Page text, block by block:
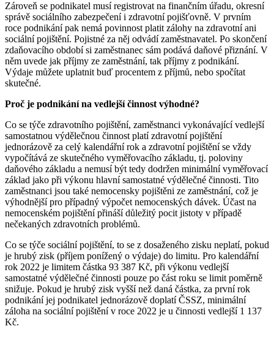
Zároveň se podnikatel musí registrovat na finančním úřadu, okresní
správě sociálního zabezpečení i zdravotní pojišťovně. V prvním
roce podnikání pak nemá povinnost platit zálohy na zdravotní ani
sociální pojištění. Pojistné za něj odvádí zaměstnavatel. Po skončení
zdaňovacího období si zaměstnanec sám podává daňové přiznání. V
něm uvede jak příjmy ze zaměstnání, tak příjmy z podnikání.
Výdaje můžete uplatnit buď procentem z příjmů, nebo spočítat
skutečné.
Proč je podnikání na vedlejší činnost výhodné?
Co se týče zdravotního pojištění, zaměstnanci vykonávající vedlejší
samostatnou výdělečnou činnost platí zdravotní pojištění
jednorázově za celý kalendářní rok a zdravotní pojištění se vždy
vypočítává ze skutečného vyměřovacího základu, tj. poloviny
daňového základu a nemusí být tedy dodržen minimální vyměřovací
základ jako při výkonu hlavní samostatné výdělečné činnosti. Tito
zaměstnanci jsou také nemocensky pojištěni ze zaměstnání, což je
výhodnější pro případný výpočet nemocenských dávek. Účast na
nemocenském pojištění přináší důležitý pocit jistoty v případě
nečekaných zdravotních problémů.
Co se týče sociální pojištění, to se z dosaženého zisku neplatí, pokud
je hrubý zisk (příjem ponížený o výdaje) do limitu. Pro kalendářní
rok 2022 je limitem částka 93 387 Kč, při výkonu vedlejší
samostatné výdělečné činnosti pouze po část roku se limit poměrně
snižuje. Pokud je hrubý zisk vyšší než daná částka, za první rok
podnikání jej podnikatel jednorázově doplatí ČSSZ, minimální
záloha na sociální pojištění v roce 2022 je u činnosti vedlejší 1 137
Kč.